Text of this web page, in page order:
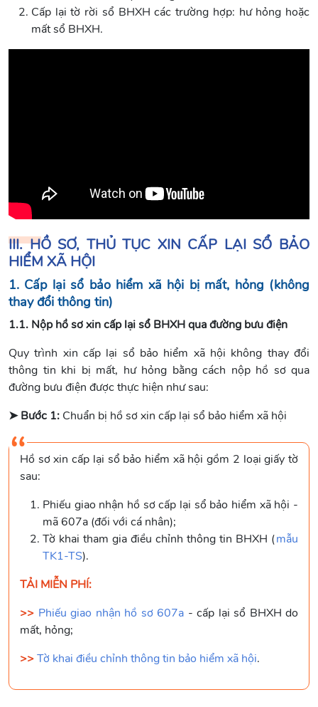
Cấp lại tờ rời sổ BHXH các trường hợp: hư hỏng hoặc
mất sổ BHXH.
III. HỒ SƠ, THỦ TỤC XIN CẤP LẠI SỔ BẢO
HIỂM XÃ HỘI
1. Cấp lại sổ bảo hiểm xã hội bị mất, hỏng (không
thay đổi thông tin)
1.1. Nộp hồ sơ xin cấp lại sổ BHXH qua đường bưu điện
Quy trình xin cấp lại sổ bảo hiểm xã hội không thay đổi
thông tin khi bị mất, hư hỏng bằng cách nộp hồ sơ qua
đường bưu điện được thực hiện như sau:
➤ Bước 1: Chuẩn bị hồ sơ xin cấp lại sổ bảo hiểm xã hội
Hồ sơ xin cấp lại sổ bảo hiểm xã hội gồm 2 loại giấy tờ
sau:
Phiếu giao nhận hồ sơ cấp lại sổ bảo hiểm xã hội -
mã 607a (đối với cá nhân);
Tờ khai tham gia điều chỉnh thông tin BHXH (mẫu
TK1-TS).
TẢI MIỄN PHÍ:
>> Phiếu giao nhận hồ sơ 607a - cấp lại sổ BHXH do
mất, hỏng;
>>Tờ khai điều chỉnh thông tin bảo hiểm xã hội.